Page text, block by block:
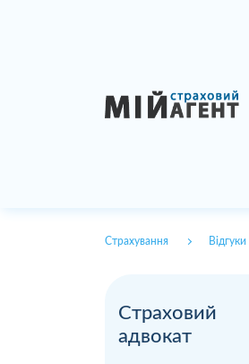
Страхування Відгуки
Страховий
адвокат